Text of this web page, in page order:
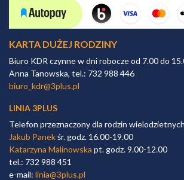
KARTA DUŻEJ RODZINY
Biuro KDR czynne w dni robocze od 7.00 do
Anna Tanowska, tel.: 732 988 446
biuro_kdr@3plus.pl
LINIA 3PLUS
Telefon przeznaczony dla rodzin wielodzietnych
Jakub Panekśr. godz. 16.00-19.00
Katarzyna Malinowska pt. godz. 9.00-12.00
tel.: 732 988 451
e-mail: linia@3plus.pl